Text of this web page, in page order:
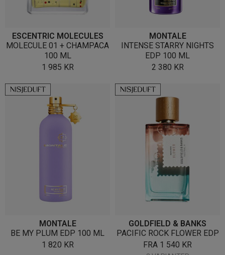
ESCENTRIC MOLECULES
MOLECULE 01 + CHAMPACA
100 ML
1 985 KR
MONTALE
INTENSE STARRY NIGHTS
EDP 100 ML
2 380 KR
MONTALE
BE MY PLUM EDP 100 ML
1 820 KR
GOLDFIELD & BANKS
PACIFIC ROCK FLOWER EDP
FRA 1 540 KR